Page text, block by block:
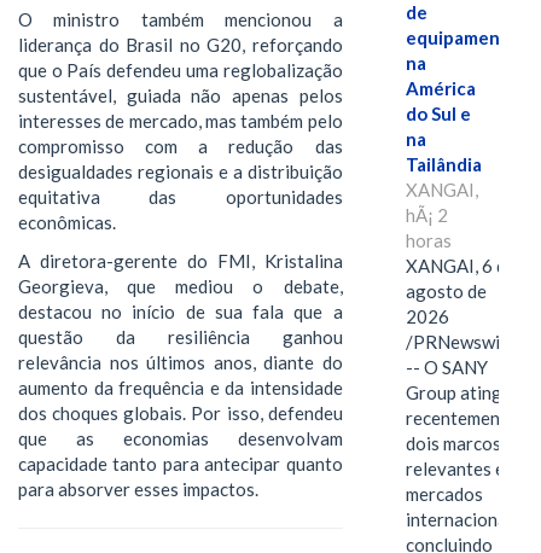
O ministro também mencionou a
liderança do Brasil no G20, reforçando
que o País defendeu uma reglobalização
sustentável, guiada não apenas pelos
interesses de mercado, mas também pelo
compromisso com a redução das
desigualdades regionais e a distribuição
equitativa das oportunidades
econômicas.
A diretora-gerente do FMI, Kristalina
Georgieva, que mediou o debate,
destacou no início de sua fala que a
questão da resiliência ganhou
relevância nos últimos anos, diante do
aumento da frequência e da intensidade
dos choques globais. Por isso, defendeu
que as economias desenvolvam
capacidade tanto para antecipar quanto
para absorver esses impactos.
de
equipamentos
na
América
do Sul e
na
Tailândia
XANGAI,
hÃ¡ 2
horas
XANGAI, 6 de
agosto de
2026
/PRNewswire/
-- O SANY
Group atingiu
recentemente
dois marcos
relevantes em
mercados
internacionais,
concluindo